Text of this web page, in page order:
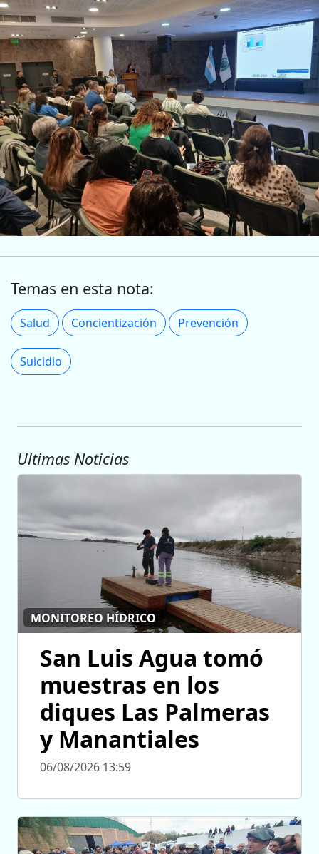
Temas en esta nota:
Salud Concientización Prevención
Suicidio
Ultimas Noticias
MONITOREO HÍDRICO
San Luis Agua tomó
muestras en los
diques Las Palmeras
y Manantiales
06/08/2026 13:59